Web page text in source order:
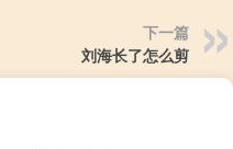
下一篇
刘海长了怎么剪